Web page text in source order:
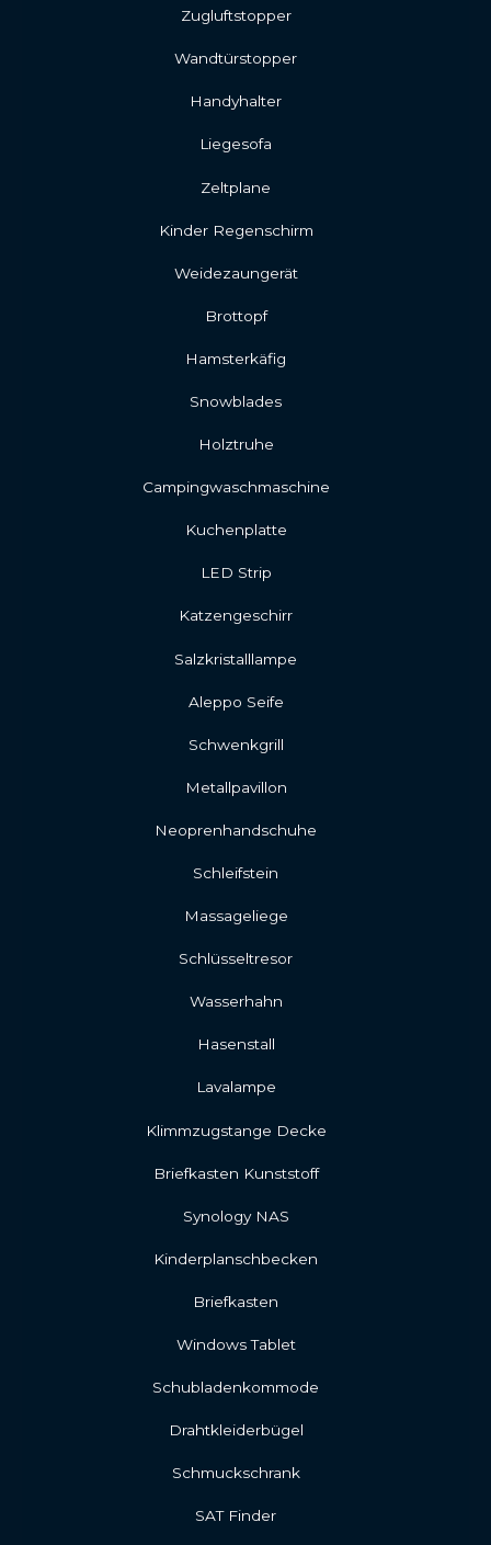
Zugluftstopper
Wandtürstopper
Handyhalter
Liegesofa
Zeltplane
Kinder Regenschirm
Weidezaungerät
Brottopf
Hamsterkäfig
Snowblades
Holztruhe
Campingwaschmaschine
Kuchenplatte
LED Strip
Katzengeschirr
Salzkristalllampe
Aleppo Seife
Schwenkgrill
Metallpavillon
Neoprenhandschuhe
Schleifstein
Massageliege
Schlüsseltresor
Wasserhahn
Hasenstall
Lavalampe
Klimmzugstange Decke
Briefkasten Kunststoff
Synology NAS
Kinderplanschbecken
Briefkasten
Windows Tablet
Schubladenkommode
Drahtkleiderbügel
Schmuckschrank
SAT Finder